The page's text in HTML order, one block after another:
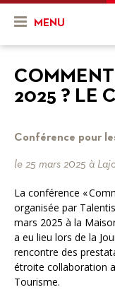
MENU
Présentation
Nos objectifs
Nos services
Combien ça
Nos partenaires
Actualités &
Agenda
Projets
Mon projet
En cours
Projets finalisés
Ressources
Vidéos
2025 ? LE
Conférence pour
le 25 mars 2025 à
La conférence «
organisée par
mars 2025 à la
a eu lieu lors de la
rencontre des
étroite collaboration
Tourisme.